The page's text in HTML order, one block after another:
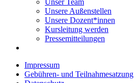
Unser Team
Unsere Außenstellen
Unsere Dozent*innen
Kursleitung werden
Pressemitteilungen
Impressum
Gebühren- und Teilnahmesatzung